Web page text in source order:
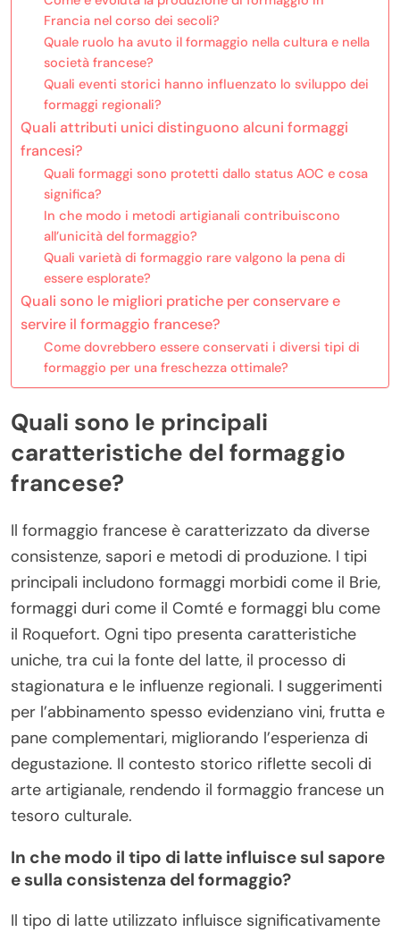
Francia nel corso dei secoli?
Quale ruolo ha avuto il formaggio nella cultura e nella
società francese?
Quali eventi storici hanno influenzato lo sviluppo dei
formaggi regionali?
Quali attributi unici distinguono alcuni formaggi
francesi?
Quali formaggi sono protetti dallo status AOC e cosa
significa?
In che modo i metodi artigianali contribuiscono
all’unicità del formaggio?
Quali varietà di formaggio rare valgono la pena di
essere esplorate?
Quali sono le migliori pratiche per conservare e
servire il formaggio francese?
Come dovrebbero essere conservati i diversi tipi di
formaggio per una freschezza ottimale?
Quali sono le principali
caratteristiche del formaggio
francese?
Il formaggio francese è caratterizzato da diverse
consistenze, sapori e metodi di produzione. I tipi
principali includono formaggi morbidi come il Brie,
formaggi duri come il Comté e formaggi blu come
il Roquefort. Ogni tipo presenta caratteristiche
uniche, tra cui la fonte del latte, il processo di
stagionatura e le influenze regionali. I suggerimenti
per l’abbinamento spesso evidenziano vini, frutta e
pane complementari, migliorando l’esperienza di
degustazione. Il contesto storico riflette secoli di
arte artigianale, rendendo il formaggio francese un
tesoro culturale.
In che modo il tipo di latte influisce sul sapore
e sulla consistenza del formaggio?
Il tipo di latte utilizzato influisce significativamente